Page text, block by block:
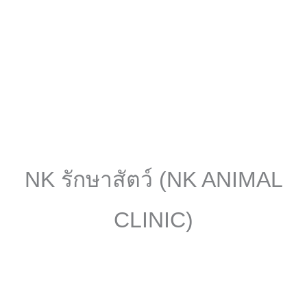
NK รักษาสัตว์ (NK ANIMAL
CLINIC)